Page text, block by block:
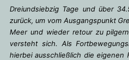
Dreiundsiebzig Tage und über
zurück, um vom Ausgangspunkt
Meer und wieder retour zu
versteht sich. Als
hierbei ausschließlich die eigenen